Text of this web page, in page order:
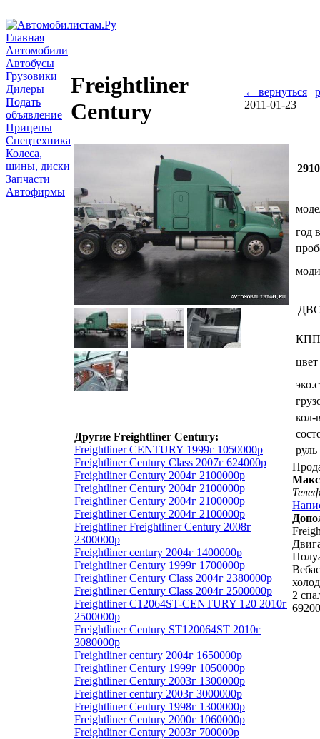
Главная
Автомобили
Автобусы
Грузовики
Дилеры
Подать
объявление
Прицепы
Спецтехника
Колеса,
шины, диски
Запчасти
Автофирмы
Freightliner
Century
← вернуться |
2011-01-23
Другие Freightliner Century:
Freightliner CENTURY 1999г 1050000р
Freightliner Century Class 2007г 624000р
Freightliner Century 2004г 2100000р
Freightliner Century 2004г 2100000р
Freightliner Century 2004г 2100000р
Freightliner Century 2004г 2100000р
Freightliner Freightliner Century 2008г
2300000р
Freightliner century 2004г 1400000р
Freightliner Century 1999г 1700000р
Freightliner Century Class 2004г 2380000р
Freightliner Century Class 2004г 2500000р
Freightliner C12064ST-CENTURY 120 2010г
2500000р
Freightliner Century ST120064ST 2010г
3080000р
Freightliner century 2004г 1650000р
Freightliner Century 1999г 1050000р
Freightliner Century 2003г 1300000р
Freightliner century 2003г 3000000р
Freightliner Century 1998г 1300000р
Freightliner Century 2000г 1060000р
Freightliner Century 2003г 700000р
год
КПП
цвет
кол-
руль
2